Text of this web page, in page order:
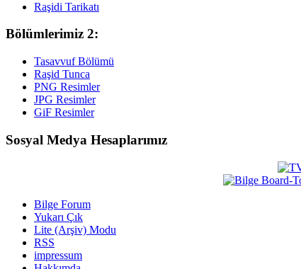
Raşidi Tarikatı
Bölümlerimiz 2:
Tasavvuf Bölümü
Raşid Tunca
PNG Resimler
JPG Resimler
GiF Resimler
Sosyal Medya Hesaplarımız
Bilge Forum
Yukarı Çık
Lite (Arşiv) Modu
RSS
impressum